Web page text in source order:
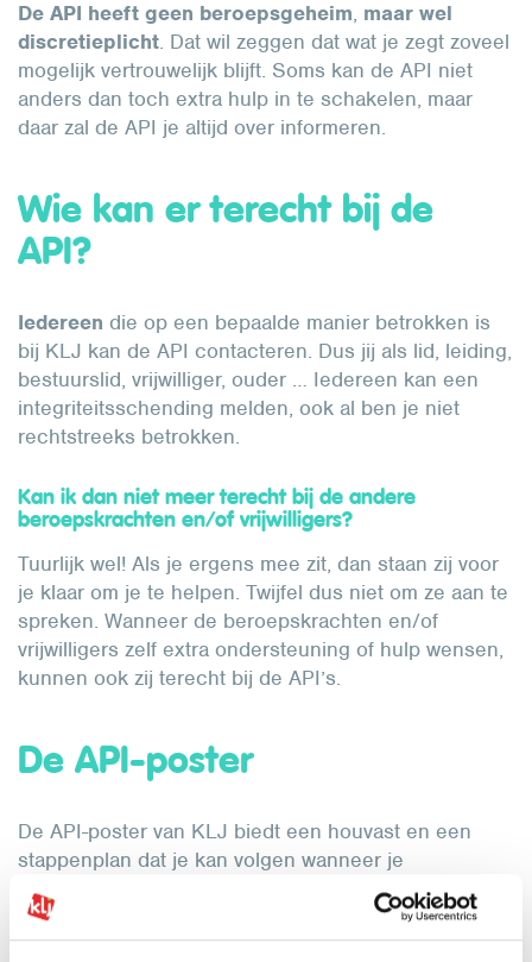
De API heeft geen beroepsgeheim, maar wel
discretieplicht. Dat wil zeggen dat wat je zegt zoveel
mogelijk vertrouwelijk blijft. Soms kan de API niet
anders dan toch extra hulp in te schakelen, maar
daar zal de API je altijd over informeren.
Wie kan er terecht bij de
API?
Iedereen die op een bepaalde manier betrokken is
bij KLJ kan de API contacteren. Dus jij als lid, leiding,
bestuurslid, vrijwilliger, ouder … Iedereen kan een
integriteitsschending melden, ook al ben je niet
rechtstreeks betrokken.
Kan ik dan niet meer terecht bij de andere
beroepskrachten en/of vrijwilligers?
Tuurlijk wel! Als je ergens mee zit, dan staan zij voor
je klaar om je te helpen. Twijfel dus niet om ze aan te
spreken. Wanneer de beroepskrachten en/of
vrijwilligers zelf extra ondersteuning of hulp wensen,
kunnen ook zij terecht bij de API’s.
De API-poster
De API-poster van KLJ biedt een houvast en een
stappenplan dat je kan volgen wanneer je
geconfronteerd wordt met een integriteitskwestie
binnen je KLJ-afdeling.